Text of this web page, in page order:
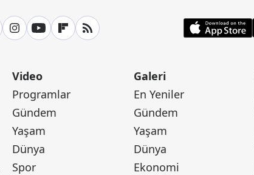
Video
Programlar
Gündem
Yaşam
Dünya
Spor
Galeri
En Yeniler
Gündem
Yaşam
Dünya
Ekonomi